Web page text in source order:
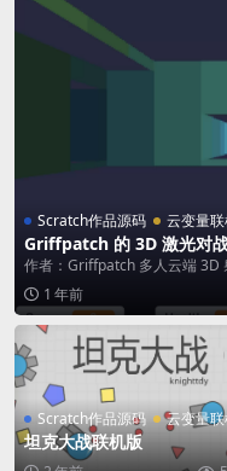
Scratch作品源码 云变量
Griffpatch 的 3D 激光对
作者：Griffpatch 多人云端 3D
1 年前
Scratch作品源码 云变量
坦克大战联机版